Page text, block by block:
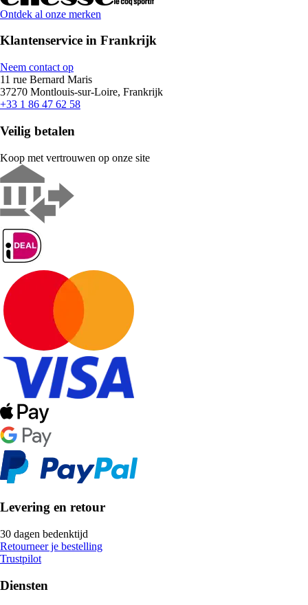
Ontdek al onze merken
Klantenservice in Frankrijk
Neem contact op
11 rue Bernard Maris
37270 Montlouis-sur-Loire, Frankrijk
+33 1 86 47 62 58
Veilig betalen
Koop met vertrouwen op onze site
Levering en retour
30 dagen bedenktijd
Retourneer je bestelling
Trustpilot
Diensten